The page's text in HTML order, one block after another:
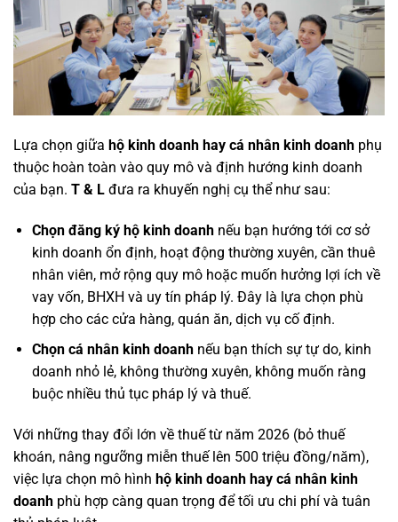
Lựa chọn giữa hộ kinh doanh hay cá nhân kinh doanh phụ
thuộc hoàn toàn vào quy mô và định hướng kinh doanh
của bạn. T & L đưa ra khuyến nghị cụ thể như sau:
Chọn đăng ký hộ kinh doanhnếu bạn hướng tới cơ sở
kinh doanh ổn định, hoạt động thường xuyên, cần thuê
nhân viên, mở rộng quy mô hoặc muốn hưởng lợi ích về
vay vốn, BHXH và uy tín pháp lý. Đây là lựa chọn phù
hợp cho các cửa hàng, quán ăn, dịch vụ cố định.
Chọn cá nhân kinh doanhnếu bạn thích sự tự do, kinh
doanh nhỏ lẻ, không thường xuyên, không muốn ràng
buộc nhiều thủ tục pháp lý và thuế.
Với những thay đổi lớn về thuế từ năm 2026 (bỏ thuế
khoán, nâng ngưỡng miễn thuế lên 500 triệu đồng/năm),
việc lựa chọn mô hình hộ kinh doanh hay cá nhân kinh
doanh phù hợp càng quan trọng để tối ưu chi phí và tuân